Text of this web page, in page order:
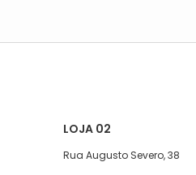
LOJA 02
Rua Augusto Severo, 38